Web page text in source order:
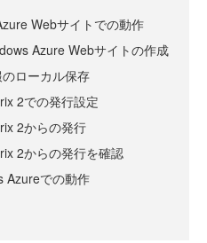
Webサイトでの動作
Azure Webサイトの作成
ローカル保存
2での発行設定
2からの発行
2からの発行を確認
Azureでの動作